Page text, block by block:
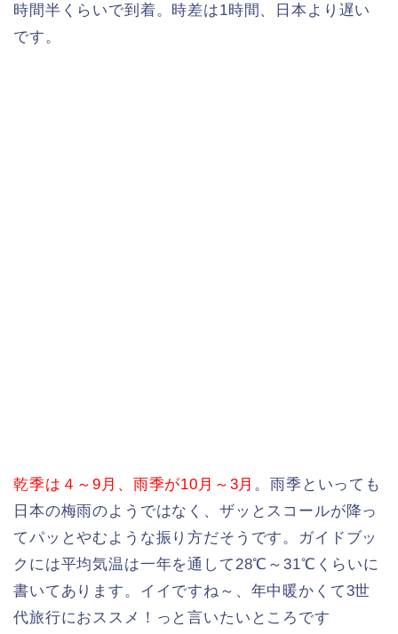
時間半くらいで到着。時差は1時間、日本より遅い
です。
乾季は４～9月、雨季が10月～3月 。雨季といっても
日本の梅雨のようではなく、ザッとスコールが降っ
てパッとやむような振り方だそうです。ガイドブッ
クには平均気温は一年を通して28℃～31℃くらいに
書いてあります。イイですね～、年中暖かくて3世
代旅行におススメ！っと言いたいところです